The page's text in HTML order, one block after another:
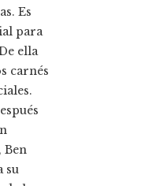
Es
para
ella
carnés
Ben
su